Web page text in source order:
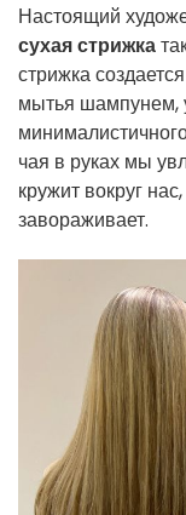
Настоящий
сухая стрижка
стрижка
мытья шампунем,
чая в руках мы
кружит вокруг
завораживает.